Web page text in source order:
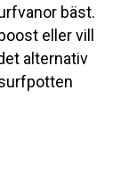
bäst.
eller vill
alternativ